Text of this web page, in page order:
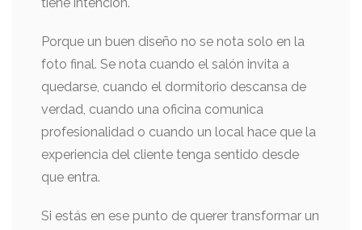
Porque un buen diseño no se nota solo en la
foto final. Se nota cuando el salón invita a
quedarse, cuando el dormitorio descansa de
verdad, cuando una oficina comunica
profesionalidad o cuando un local hace que la
experiencia del cliente tenga sentido desde
que entra.
Si estás en ese punto de querer transformar un